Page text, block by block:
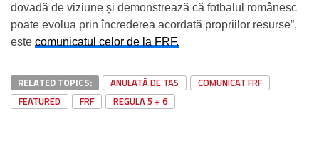
dovadă de viziune și demonstrează că fotbalul românesc
poate evolua prin încrederea acordată propriilor resurse”,
este comunicatul celor de la FRF.
RELATED TOPICS: ANULATĂ DE TAS
COMUNICAT FRF
FEATURED
FRF REGULA 5 + 6